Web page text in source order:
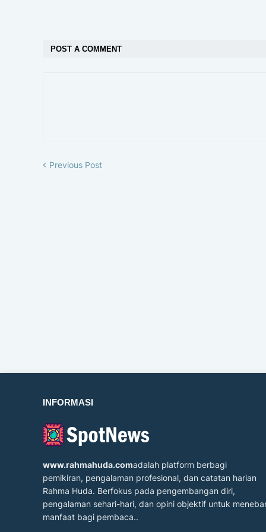
POST A COMMENT
Previous Post
INFORMASI
www.rahmahuda.comadalah platform berbagi
pemikiran, pengalaman profesional, dan catatan harian
Rahma Huda. Berfokus pada pengembangan diri,
pengalaman sehari-hari, dan opini objektif untuk
manfaat bagi pembaca..